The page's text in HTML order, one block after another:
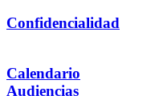
Confidencialidad
Calendario
Audiencias